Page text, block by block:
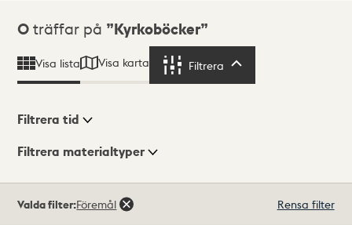
Sökresultat
0 träffar på Kyrkoböcker
Visa lista Visa karta Filtrera
Visningsläge
Filtrera tid
Filtrera materialtyper
träffar
Valda filter:Föremål Rensa filter